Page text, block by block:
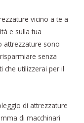
vicino a te a
e sulla tua
attrezzature sono
senza
che utilizzerai per il
di attrezzature
di macchinari